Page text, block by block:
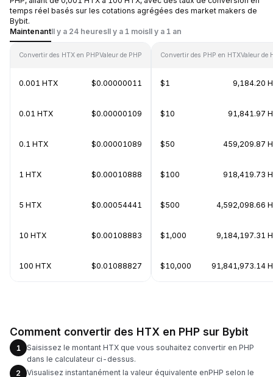
temps réel basés sur les cotations agrégées des market makers de
Bybit.
MaintenantIl y a 24 heuresIl y a 1 moisIl y a 1 an
Convertir des HTX en PHPValeur de PHP
0.001 HTX $0.00000011
0.01 HTX $0.00000109
0.1 HTX $0.00001089
1 HTX $0.00010888
5 HTX $0.00054441
10 HTX $0.00108883
100 HTX $0.01088827
Convertir des PHP en HTXValeur de
$1 9,184.20
$10 91,841.97
$50 459,209.87
$100 918,419.73
$500 4,592,098.66
$1,000 9,184,197.31
$10,000 91,841,973.14
Comment convertir des HTX en PHP sur Bybit
1
Saisissez le montant HTX que vous souhaitez convertir en PHP
dans le calculateur ci-dessus.
2
Visualisez instantanément la valeur équivalente enPHP selon le